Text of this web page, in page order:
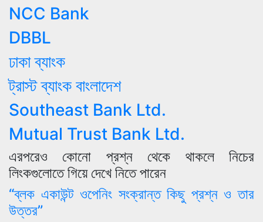
NCC Bank
DBBL
ঢাকা ব্যাংক
ট্রাস্ট ব্যাংক বাংলাদেশ
Southeast Bank Ltd.
Mutual Trust Bank Ltd.
এরপরেও কোনো প্রশ্ন থেকে থাকলে নিচের
লিংকগুলোতে গিয়ে দেখে নিতে পারেন
“ব্লক একাউন্ট ওপেনিং সংক্রান্ত কিছু প্রশ্ন ও তার
উত্তর”